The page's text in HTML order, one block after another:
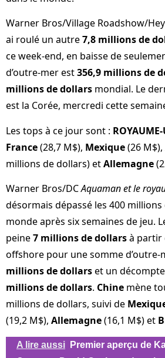
Warner Bros/Village Roadshow/
ai roulé un autre7,8 millions de
ce week-end, en baisse de
d’outre-mer est356,9 millions de
millions de dollars mondial. Le
est la Corée, mercredi cette
Les tops à ce jour sont :
France(28,7 M$), Mexique(26 M$),
millions de dollars) etAllemagne
Warner Bros/DCAquaman et le
désormais dépassé les 400
monde après six semaines de jeu.
peine7 millions de dollarsà partir
offshore pour une somme d’outre-
millions de dollarset un
millions de dollars. Chine mène
millions de dollars, suivi de
(19,2 M$), Allemagne(16,1 M$) et
A lire aussi
Premier aperçu de